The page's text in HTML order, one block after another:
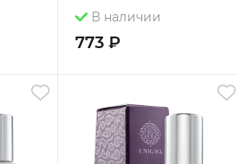
В наличии
773 ₽